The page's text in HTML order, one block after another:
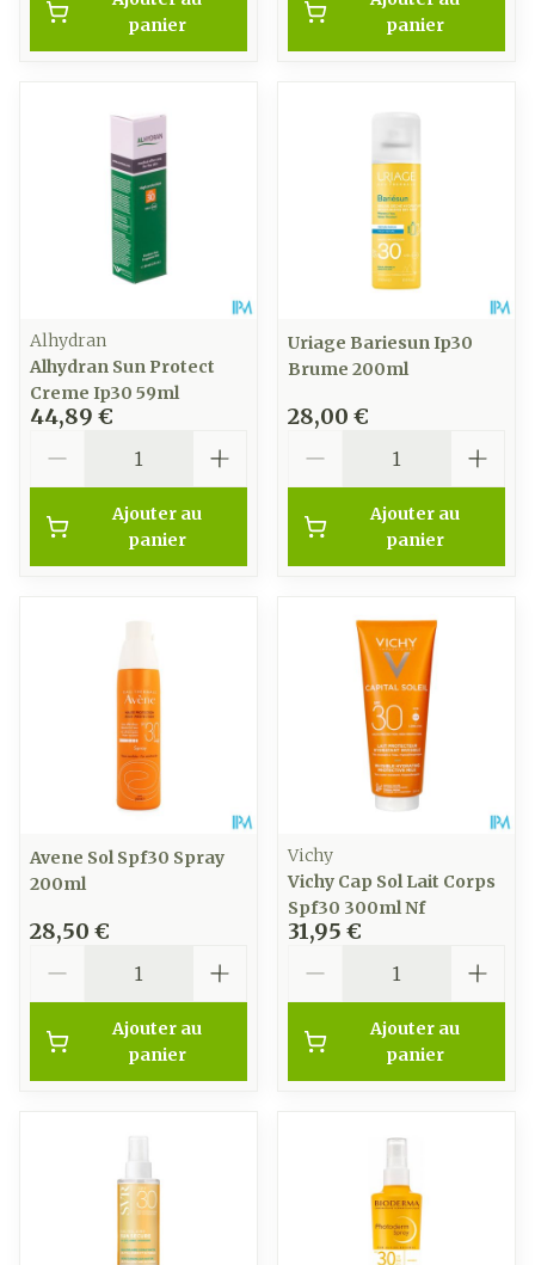
panier
panier
Alhydran
Alhydran Sun Protect
Creme Ip30 59ml
44,89 €
Ajouter au
panier
Uriage Bariesun Ip30
Brume 200ml
28,00 €
Ajouter au
panier
Avene Sol Spf30 Spray
200ml
28,50 €
Ajouter au
panier
Vichy
Vichy Cap Sol Lait Corps
Spf30 300ml Nf
31,95 €
Ajouter au
panier